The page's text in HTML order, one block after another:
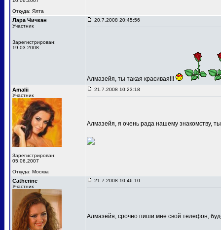
Откуда: Ялта
Лара Чичкан
Участник
Зарегистрирован:
19.03.2008
20.7.2008 20:45:56
Алмазейя, ты такая красивая!!!
Amalii
Участник
Зарегистрирован:
05.06.2007
Откуда: Москва
21.7.2008 10:23:18
Алмазейя, я очень рада нашему знакомству,
Catherine
Участник
21.7.2008 10:46:10
Алмазейя, срочно пиши мне свой телефон,